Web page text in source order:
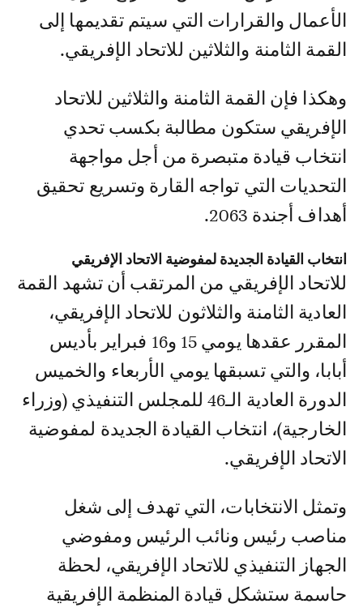
الأعمال والقرارات التي سيتم تقديمها إلى
القمة الثامنة والثلاثين للاتحاد الإفريقي.
وهكذا فإن القمة الثامنة والثلاثين للاتحاد
الإفريقي ستكون مطالبة بكسب تحدي
انتخاب قيادة متبصرة من أجل مواجهة
التحديات التي تواجه القارة وتسريع تحقيق
أهداف أجندة 2063.
انتخاب القيادة الجديدة لمفوضية الاتحاد الإفريقي
للاتحاد الإفريقي من المرتقب أن تشهد القمة
العادية الثامنة والثلاثون للاتحاد الإفريقي،
المقرر عقدها يومي 15 و16 فبراير بأديس
أبابا، والتي تسبقها يومي الأربعاء والخميس
الدورة العادية الـ46 للمجلس التنفيذي (وزراء
الخارجية)، انتخاب القيادة الجديدة لمفوضية
الاتحاد الإفريقي.
وتمثل الانتخابات، التي تهدف إلى شغل
مناصب رئيس ونائب الرئيس ومفوضي
الجهاز التنفيذي للاتحاد الإفريقي، لحظة
حاسمة ستشكل قيادة المنظمة الإفريقية